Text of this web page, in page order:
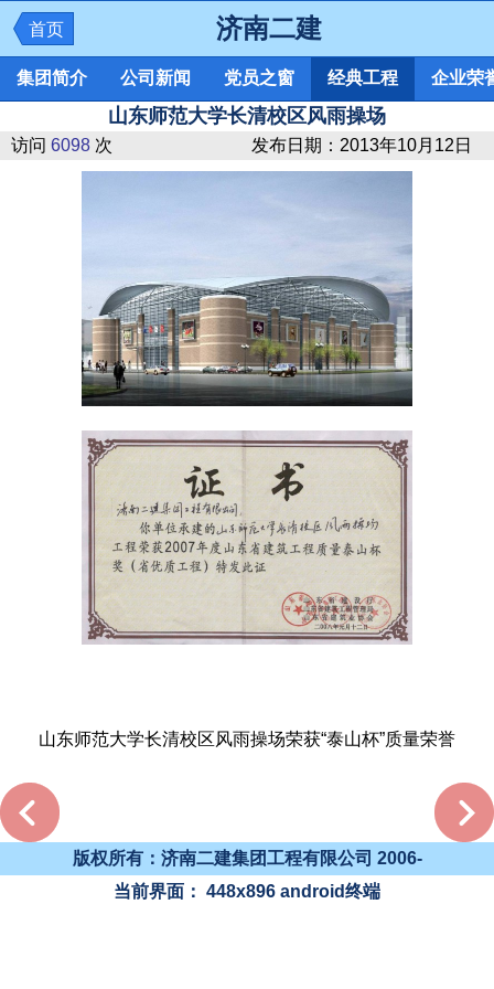
首页 济南二建
集团简介 公司新闻 党员之窗 经典工程 企业荣
山东师范大学长清校区风雨操场
访问 6098 次 发布日期： 2013年10月12日
山东师范大学长清校区风雨操场荣获“泰山杯”质量荣誉
版权所有：济南二建集团工程有限公司 2006-
当前界面： 448x896 android终端